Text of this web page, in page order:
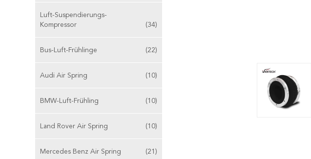
Luft-Suspendierungs-
Kompressor
(34)
Bus-Luft-Frühlinge (22)
Audi Air Spring (10)
BMW-Luft-Frühling (10)
Land Rover Air Spring (10)
Mercedes Benz Air Spring (21)